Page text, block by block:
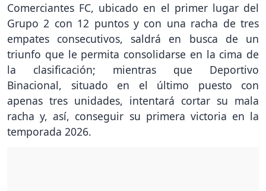
Comerciantes FC, ubicado en el primer lugar del
Grupo 2 con 12 puntos y con una racha de tres
empates consecutivos, saldrá en busca de un
triunfo que le permita consolidarse en la cima de
la clasificación; mientras que Deportivo
Binacional, situado en el último puesto con
apenas tres unidades, intentará cortar su mala
racha y, así, conseguir su primera victoria en la
temporada 2026.